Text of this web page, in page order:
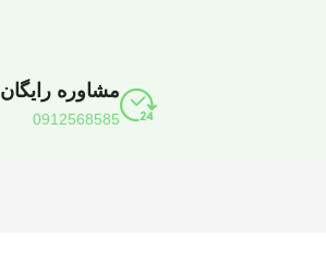
مشاوره رایگان
0912568585